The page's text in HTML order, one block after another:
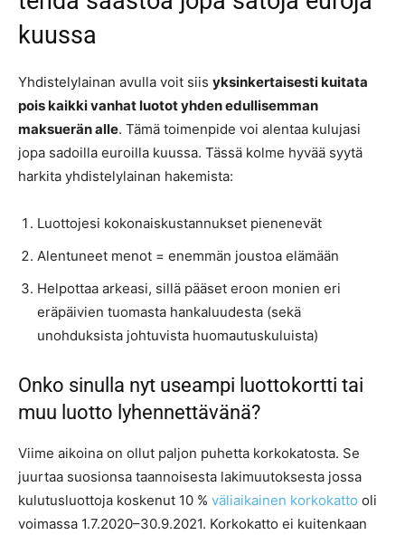
kuussa
Yhdistelylainan avulla voit siis yksinkertaisesti kuitata
pois kaikki vanhat luotot yhden edullisemman
maksuerän alle. Tämä toimenpide voi alentaa kulujasi
jopa sadoilla euroilla kuussa. Tässä kolme hyvää syytä
harkita yhdistelylainan hakemista:
Luottojesi kokonaiskustannukset pienenevät
Alentuneet menot = enemmän joustoa elämään
Helpottaa arkeasi, sillä pääset eroon monien eri
eräpäivien tuomasta hankaluudesta (sekä
unohduksista johtuvista huomautuskuluista)
Onko sinulla nyt useampi luottokortti tai
muu luotto lyhennettävänä?
Viime aikoina on ollut paljon puhetta korkokatosta. Se
juurtaa suosionsa taannoisesta lakimuutoksesta jossa
kulutusluottoja koskenut 10 % väliaikainen korkokatto oli
voimassa 1.7.2020–30.9.2021. Korkokatto ei kuitenkaan